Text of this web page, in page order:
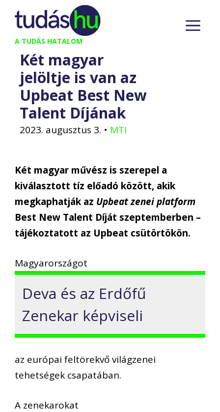
Kilépés
tartalomba
A TUDÁS HATALOM
Két magyar
jelöltje is van az
Upbeat Best New
Talent Díjának
2023. augusztus 3. • MTI
Két magyar művész is szerepel a
kiválasztott tíz előadó között, akik
megkaphatják az Upbeat zenei platform
Best New Talent Díját szeptemberben –
tájékoztatott az Upbeat csütörtökön.
Magyarországot
Deva és az Erdőfű
Zenekar képviseli
az európai feltörekvő világzenei
tehetségek csapatában.
A zenekarokat